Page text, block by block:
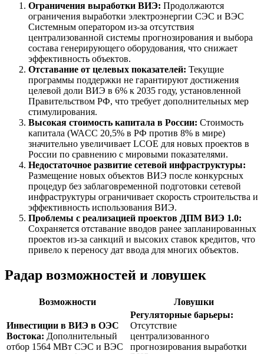
Ограничения выработки ВИЭ: Продолжаются
ограничения выработки электроэнергии СЭС и ВЭС
Системным оператором из-за отсутствия
централизованной системы прогнозирования и выбора
состава генерирующего оборудования, что снижает
эффективность объектов.
Отставание от целевых показателей: Текущие
программы поддержки не гарантируют достижения
целевой доли ВИЭ в 6% к 2035 году, установленной
Правительством РФ, что требует дополнительных мер
стимулирования.
Высокая стоимость капитала в России: Стоимость
капитала (WACC 20,5% в РФ против 8% в мире)
значительно увеличивает LCOE для новых проектов в
России по сравнению с мировыми показателями.
Недостаточное развитие сетевой инфраструктуры:
Размещение новых объектов ВИЭ после конкурсных
процедур без заблаговременной подготовки сетевой
инфраструктуры ограничивает скорость строительства и
эффективность использования ВИЭ.
Проблемы с реализацией проектов ДПМ ВИЭ 1.0:
Сохраняется отставание вводов ранее запланированных
проектов из-за санкций и высоких ставок кредитов, что
привело к переносу дат ввода для многих объектов.
Радар возможностей и ловушек
Возможности Ловушки
Инвестиции в ВИЭ в ОЭС
Востока: Дополнительный
отбор 1564 МВт СЭС и ВЭС
Регуляторные барьеры:
Отсутствие
централизованного
прогнозирования выработки